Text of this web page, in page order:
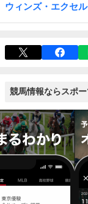
ウィンズ・エクセル
競馬情報ならスポ